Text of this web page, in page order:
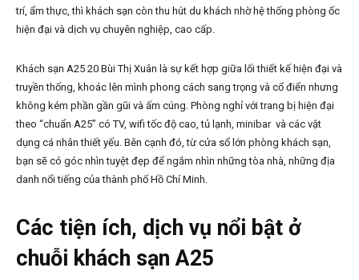
trí, ẩm thực, thì khách sạn còn thu hút du khách nhờ hệ thống phòng ốc
hiện đại và dịch vụ chuyên nghiệp, cao cấp.
Khách sạn A25 20 Bùi Thị Xuân là sự kết hợp giữa lối thiết kế hiện đại và
truyền thống, khoác lên mình phong cách sang trọng và cổ điển nhưng
không kém phần gần gũi và ấm cúng. Phòng nghỉ với trang bị hiện đại
theo “chuẩn A25” có TV, wifi tốc độ cao, tủ lạnh, minibar và các vật
dụng cá nhân thiết yếu. Bên cạnh đó, từ cửa sổ lớn phòng khách sạn,
bạn sẽ có góc nhìn tuyệt đẹp để ngắm nhìn những tòa nhà, những địa
danh nổi tiếng của thành phố Hồ Chí Minh.
Các tiện ích, dịch vụ nổi bật ở
chuỗi khách sạn A25